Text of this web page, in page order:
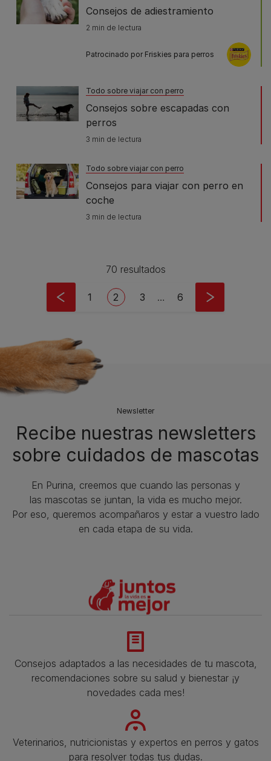
Consejos de adiestramiento
2 min de lectura
Patrocinado por Friskies para perros
Todo sobre viajar con perro
Consejos sobre escapadas con
perros
3 min de lectura
Todo sobre viajar con perro
Consejos para viajar con perro en
coche
3 min de lectura
70 resultados
Page
1 Current page
2 Page
3 … Last page
6
Newsletter
Recibe nuestras newsletters
sobre cuidados de mascotas​
En Purina, creemos que cuando las personas y
las mascotas se juntan, la vida es mucho mejor.
Por eso, queremos acompañaros y estar a vuestro lado
en cada etapa de su vida.​
Consejos adaptados a las necesidades de tu mascota,
recomendaciones sobre su salud y bienestar ¡y
novedades cada mes!
Veterinarios, nutricionistas y expertos en perros y gatos
para resolver todas tus dudas.​